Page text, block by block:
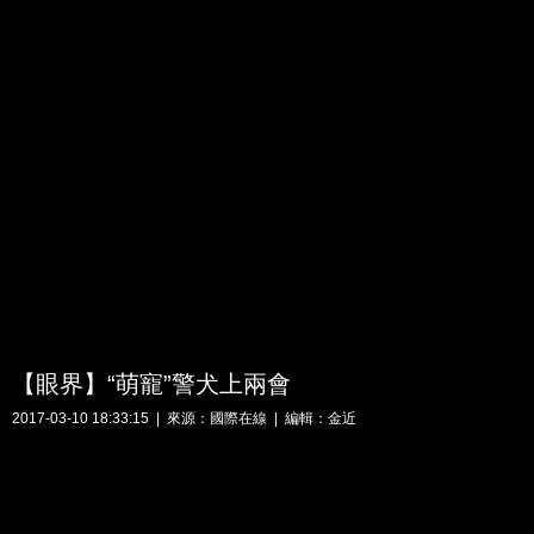
【眼界】“萌寵”警犬上兩會
2017-03-10 18:33:15 | 來源：國際在線 | 編輯：金近